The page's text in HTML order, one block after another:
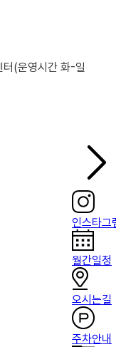
터(운영시간 화-일
인스타그
월간일정
오시는길
주차안내